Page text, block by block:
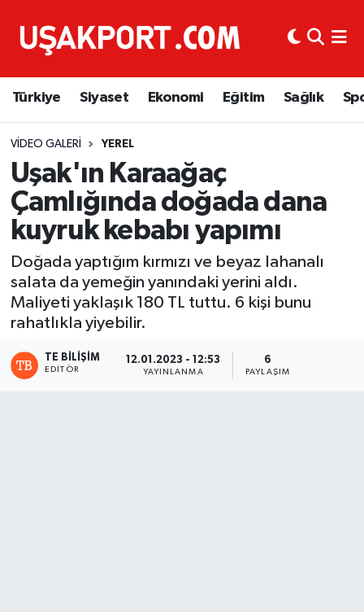
Türkiye Siyaset Ekonomi Eğitim Sağlık
VIDEO GALERI YEREL
Uşak'ın Karaağaç
Çamlığında doğada dana
kuyruk kebabı yapımı
Doğada yaptığım kırmızı ve beyaz lahanalı
salata da yemeğin yanındaki yerini aldı.
Maliyeti yaklaşık 180 TL tuttu. 6 kişi bunu
rahatlıkla yiyebilir.
TE BILIŞIM
EDITÖR
12.01.2023 - 12:53
YAYINLANMA
6
PAYLAŞIM
Siyaset
Ekonomi
Eğitim
Sağlık
Spor
İstanbul Hava Durumu
İstanbul Trafik Yoğunluk Haritası
Süper Lig Puan Durumu ve Fikstür
Tüm Manşetler
Son Dakika Haberleri
Haber Arşivi